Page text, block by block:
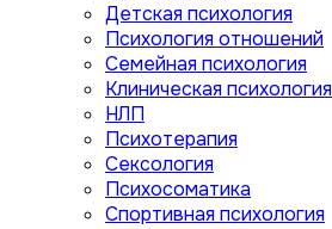
Детская психология
Психология отношений
Семейная психология
Клиническая психология
НЛП
Психотерапия
Сексология
Психосоматика
Спортивная психология